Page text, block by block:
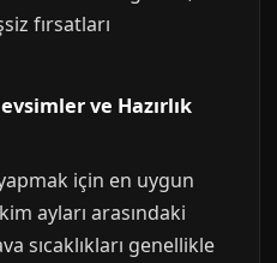
fırsatları
ve Hazırlık
için en uygun
ayları arasındaki
sıcaklıkları genellikle